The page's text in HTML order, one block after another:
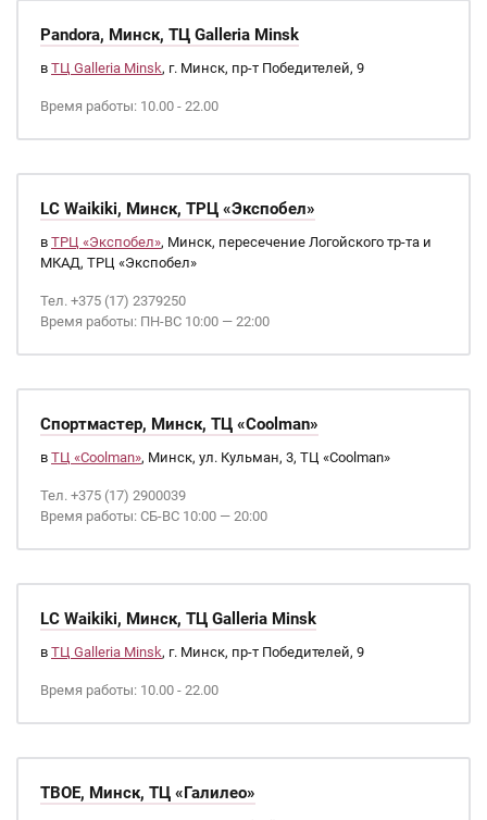
Pandora, Минск, ТЦ Galleria Minsk
в ТЦ Galleria Minsk, г. Минск, пр-т Победителей, 9
Время работы: 10.00 - 22.00
LC Waikiki, Минск, ТРЦ «Экспобел»
в ТРЦ «Экспобел», Минск, пересечение Логойского тр-та и
МКАД, ТРЦ «Экспобел»
Тел. +375 (17) 2379250
Время работы: ПН-ВС 10:00 — 22:00
Спортмастер, Минск, ТЦ «Coolman»
в ТЦ «Coolman», Минск, ул. Кульман, 3, ТЦ «Coolman»
Тел. +375 (17) 2900039
Время работы: СБ-ВС 10:00 — 20:00
LC Waikiki, Минск, ТЦ Galleria Minsk
в ТЦ Galleria Minsk, г. Минск, пр-т Победителей, 9
Время работы: 10.00 - 22.00
ТВОЕ, Минск, ТЦ «Галилео»